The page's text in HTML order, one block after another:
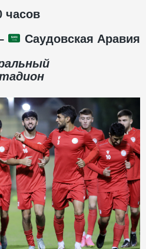
часов
Саудовская Аравия